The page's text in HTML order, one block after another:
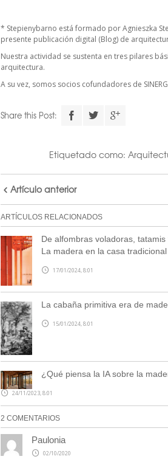
* Stepienybarno está formado por Agnieszka
presente publicación digital (Blog) de
Nuestra actividad se sustenta en tres pilares
arquitectura.
A su vez, somos socios cofundadores de
Share this Post:
Etiquetado como:
Artículo anterior
ARTÍCULOS RELACIONADOS
De alfombras voladoras, tatamis
La madera en la casa
17/01/2024, 8:01
La cabaña primitiva era de
15/01/2024, 8:01
¿Qué piensa la IA sobre la
24/11/2023, 8:01
2 COMENTARIOS
Paulonia
02/10/2020